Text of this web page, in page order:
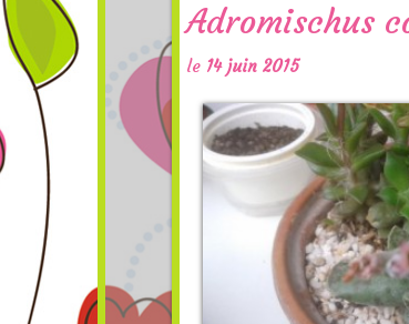
Adromischus
le 14 juin 2015